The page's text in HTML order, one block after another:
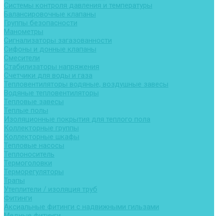
Системы контроля давления и температуры
Балансировочные клапаны
Группы безопасности
Манометры
Сигнализаторы загазованности
Сифоны и донные клапаны
Смесители
Стабилизаторы напряжения
Счетчики для воды и газа
Тепловентиляторы водяные, воздушные завесы
Водяные тепловентиляторы
Тепловые завесы
Теплые полы
Изоляционные покрытия для теплого пола
Коллекторные группы
Коллекторные шкафы
Тепловые насосы
Теплоноситель
Термоголовки
Терморегуляторы
Трапы
Утеплители / изоляция труб
Фитинги
Аксиальные фитинги с надвижными гильзами